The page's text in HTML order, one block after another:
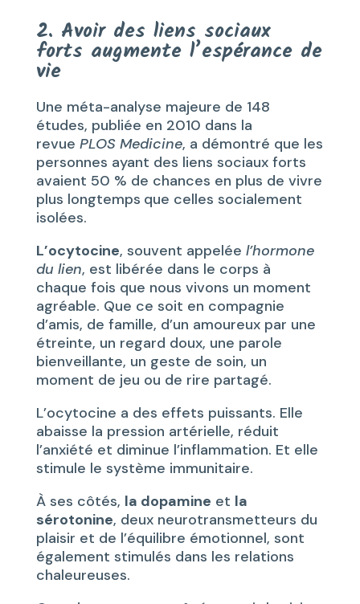
2. Avoir des liens sociaux
forts augmente l’espérance de
vie
Une méta-analyse majeure de 148
études, publiée en 2010 dans la
revue PLOS Medicine, a démontré que les
personnes ayant des liens sociaux forts
avaient 50 % de chances en plus de vivre
plus longtemps que celles socialement
isolées.
L’ocytocine, souvent appelée l’hormone
du lien, est libérée dans le corps à
chaque fois que nous vivons un moment
agréable. Que ce soit en compagnie
d’amis, de famille, d’un amoureux par une
étreinte, un regard doux, une parole
bienveillante, un geste de soin, un
moment de jeu ou de rire partagé.
L’ocytocine a des effets puissants. Elle
abaisse la pression artérielle, réduit
l’anxiété et diminue l’inflammation. Et elle
stimule le système immunitaire.
À ses côtés, la dopamine et la
sérotonine, deux neurotransmetteurs du
plaisir et de l’équilibre émotionnel, sont
également stimulés dans les relations
chaleureuses.